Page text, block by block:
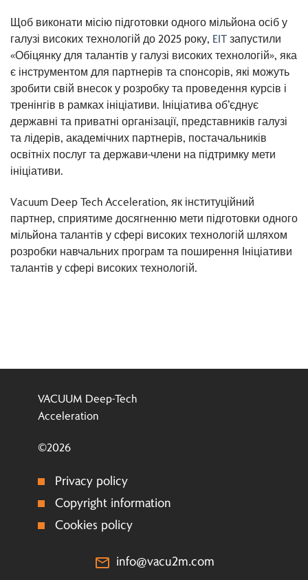
Щоб виконати місію підготовки одного мільйона осіб у
галузі високих технологій до 2025 року, EITзапустили
«Обіцянку для талантів у галузі високих технологій», яка
є інструментом для партнерів та спонсорів, які можуть
зробити свій внесок у розробку та проведення курсів і
тренінгів в рамках ініціативи. Ініціатива об’єднує
державні та приватні організації, представників галузі
та лідерів, академічних партнерів, постачальників
освітніх послуг та держави-члени на підтримку мети
ініціативи.
Vacuum Deep Tech Acceleration, як інституційний
партнер, сприятиме досягненню мети підготовки одного
мільйона талантів у сфері високих технологій шляхом
розробки навчальних програм та поширення Ініціативи
талантів у сфері високих технологій.
VACUUM Deep-Tech
Acceleration
©2026
Privacy policy
Copyright information
Cookies policy
info@vacu2m.com